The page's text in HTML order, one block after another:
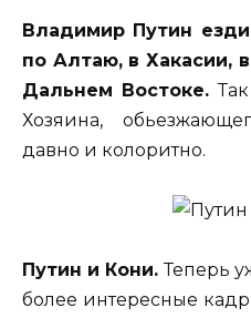
Владимир Путин
по Алтаю, в Хакасии,
Дальнем Востоке.
Хозяина,
давно и колоритно.
Путин и Кони.Теперь
более интересные